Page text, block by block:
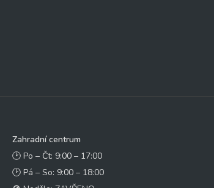
Zahradní centrum
🕑 Po – Čt: 9:00 – 17:00
🕑 Pá – So: 9:00 – 18:00